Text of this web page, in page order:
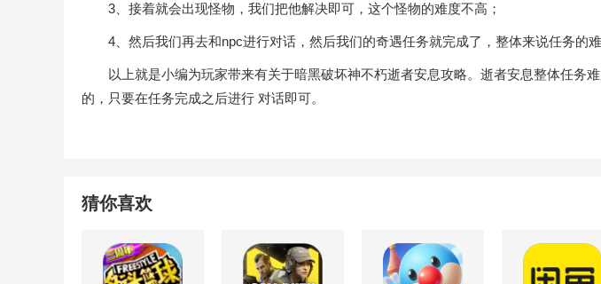
3、接着就会出现怪物，我们把他解决即可，这个怪物的难度不高；
4、然后我们再去和npc进行对话，然后我们的奇遇任务就完成了，整体来说任务的难
以上就是小编为玩家带来有关于暗黑破坏神不朽逝者安息攻略。逝者安息整体任务
的，只要在任务完成之后进行 对话即可。
猜你喜欢